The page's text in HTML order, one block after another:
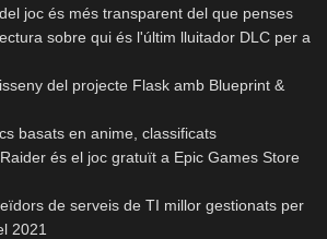
joc és més transparent del que penses
sobre qui és l'últim lluitador DLC per a
del projecte Flask amb Blueprint &
basats en anime, classificats
és el joc gratuït a Epic Games Store
de serveis de TI millor gestionats per
2021